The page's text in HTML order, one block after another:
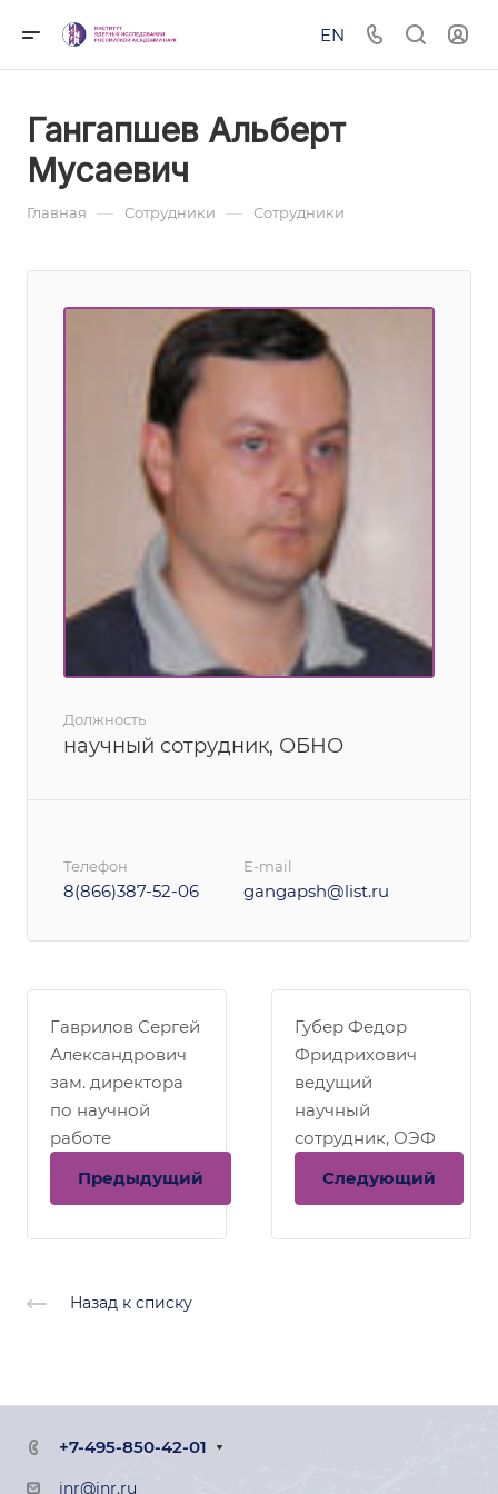
EN
Гангапшев Альберт
Мусаевич
Главная — Сотрудники — Сотрудники
Должность
научный сотрудник, ОБНО
Телефон
8(866)387-52-06
E-mail
gangapsh@list.ru
Гаврилов Сергей
Александрович
зам. директора
по научной
работе
Предыдущий
Губер Федор
Фридрихович
ведущий
научный
сотрудник, ОЭФ
Следующий
Назад к списку
+7-495-850-42-01
inr@inr.ru